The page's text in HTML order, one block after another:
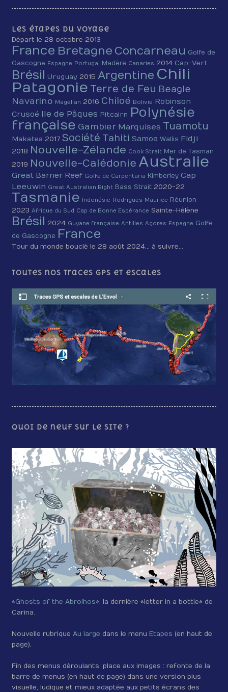
Les étapes du voyage
Départ le 28 octobre 2013
France Bretagne Concarneau Golfe de
Gascogne Espagne Portugal Madère Canaries 2014 Cap-Vert
Brésil Uruguay 2015Argentine Chili
Patagonie Terre de Feu Beagle
Navarino Magellan 2016 Chiloé Bolivie Robinson
Crusoé Ile de Pâques Pitcairn Polynésie
française Gambier Marquises Tuamotu
Makatea 2017Société Tahiti Samoa Wallis Fidji
2018 Nouvelle-Zélande Cook Strait Mer de Tasman
2019 Nouvelle-Calédonie Australie
Great Barrier Reef Golfe de Carpentaria Kimberley Cap
Leeuwin Great Australian Bight Bass Strait 2020-22
Tasmanie Indonésie Rodrigues Maurice Réunion
2023Afrique du Sud Cap de Bonne Espérance Sainte-Hélène
Brésil 2024 Guyane française Antilles Açores Espagne Golfe
de Gascogne France
Tour du monde bouclé le 28 août 2024… à suivre…
Toutes nos traces GPS et escales
Quoi de neuf sur le site ?
«Ghosts of the Abrolhos», la dernière «letter in a bottle» de
Carina.
Nouvelle rubriqueAu large dans le menu Etapes (en haut de
page).
Fin des menus déroulants, place aux images : refonte de la
barre de menus (en haut de page) dans une version plus
visuelle, ludique et mieux adaptée aux petits écrans des